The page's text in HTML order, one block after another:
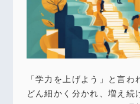
「学力を上げよう」と言
どん細かく分かれ、増え続